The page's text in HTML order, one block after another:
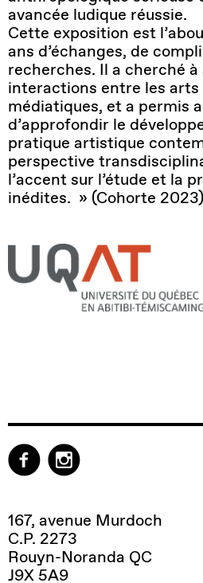
avancée ludique réussie.
Cette exposition est
ans d’échanges, de
recherches. Il a cherché
interactions entre les arts
médiatiques, et a permis
d’approfondir le
pratique artistique
perspective
l’accent sur l’étude et la
inédites. » (Cohorte 2023)
167, avenue Murdoch
C.P. 2273
Rouyn-Noranda QC
J9X 5A9